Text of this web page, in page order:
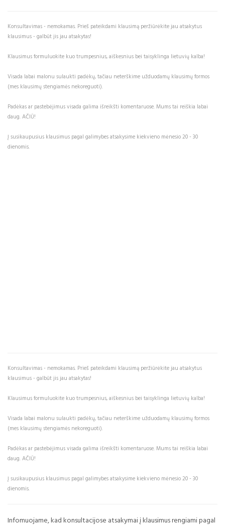
Konsultavimas - nemokamas. Prieš pateikdami klausimą peržiūrėkite jau atsakytus
klausimus - galbūt jis jau atsakytas!
Klausimus formuluokite kuo trumpesnius, aiškesnius bei taisyklinga lietuvių kalba!
Visada labai malonu sulaukti padėkų, tačiau neterškime užduodamų klausimų formos
(mes klausimų stengiamės nekoreguoti).
Padėkas ar pastebėjimus visada galima išreikšti komentaruose. Mums tai reiškia labai
daug. AČIŪ!
Į susikaupusius klausimus pagal galimybes atsakysime kiekvieno mėnesio 20 - 30
dienomis.
Konsultavimas - nemokamas. Prieš pateikdami klausimą peržiūrėkite jau atsakytus
klausimus - galbūt jis jau atsakytas!
Klausimus formuluokite kuo trumpesnius, aiškesnius bei taisyklinga lietuvių kalba!
Visada labai malonu sulaukti padėkų, tačiau neterškime užduodamų klausimų formos
(mes klausimų stengiamės nekoreguoti).
Padėkas ar pastebėjimus visada galima išreikšti komentaruose. Mums tai reiškia labai
daug. AČIŪ!
Į susikaupusius klausimus pagal galimybes atsakysime kiekvieno mėnesio 20 - 30
dienomis.
Infomuojame, kad konsultacijose atsakymai į klausimus rengiami pagal